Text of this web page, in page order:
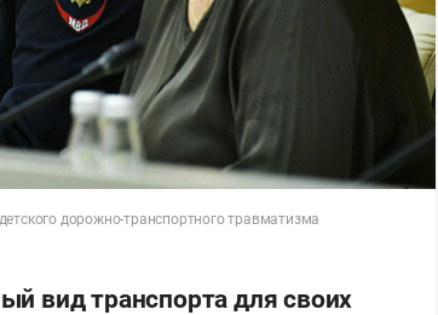
дорожно-транспортного травматизма
вид транспорта для своих